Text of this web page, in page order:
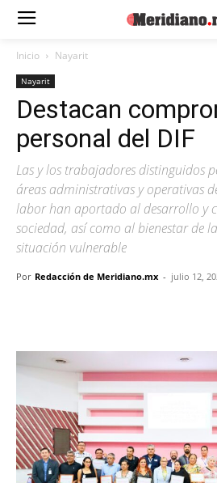
Inicio Nayarit
Nayarit
Destacan
personal del DIF
Las y los trabajadores distinguidos
áreas administrativas y operativas
labor han aportado al desarrollo y
sociedad, así como al bienestar de
situación vulnerable
Por Redacción de Meridiano.mx - julio 12,